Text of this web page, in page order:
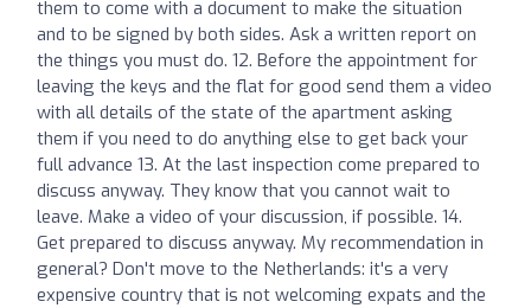
them to come with a document to make the situation
and to be signed by both sides. Ask a written report on
the things you must do. 12. Before the appointment for
leaving the keys and the flat for good send them a video
with all details of the state of the apartment asking
them if you need to do anything else to get back your
full advance 13. At the last inspection come prepared to
discuss anyway. They know that you cannot wait to
leave. Make a video of your discussion, if possible. 14.
Get prepared to discuss anyway. My recommendation in
general? Don't move to the Netherlands: it's a very
expensive country that is not welcoming expats and the